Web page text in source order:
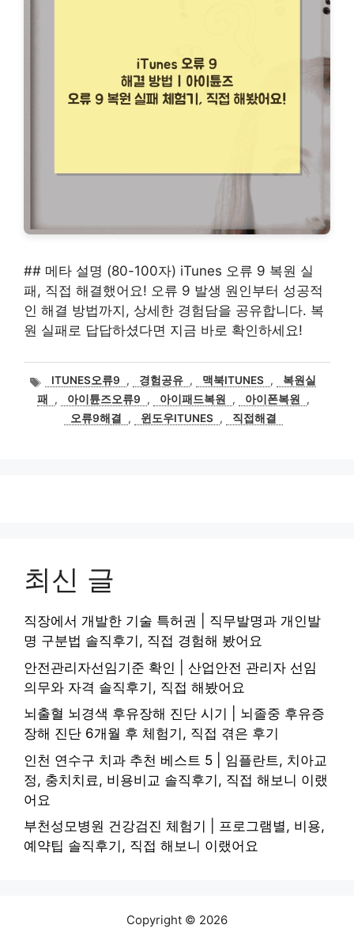
## 메타 설명 (80-100자) iTunes 오류 9 복원 실
패, 직접 해결했어요! 오류 9 발생 원인부터 성공적
인 해결 방법까지, 상세한 경험담을 공유합니다. 복
원 실패로 답답하셨다면 지금 바로 확인하세요!
태
그
ITUNES오류9 , 경험공유 , 맥북ITUNES ,
복원실
패
, 아이튠즈오류9 , 아이패드복원 , 아이폰복원
,
오류9해결
, 윈도우ITUNES , 직접해결
최신 글
직장에서 개발한 기술 특허권 | 직무발명과 개인발
명 구분법 솔직후기, 직접 경험해 봤어요
안전관리자선임기준 확인 | 산업안전 관리자 선임
의무와 자격 솔직후기, 직접 해봤어요
뇌출혈 뇌경색 후유장해 진단 시기 | 뇌졸중 후유증
장해 진단 6개월 후 체험기, 직접 겪은 후기
인천 연수구 치과 추천 베스트 5 | 임플란트, 치아교
정, 충치치료, 비용비교 솔직후기, 직접 해보니 이랬
어요
부천성모병원 건강검진 체험기 | 프로그램별, 비용,
예약팁 솔직후기, 직접 해보니 이랬어요
Copyright © 2026